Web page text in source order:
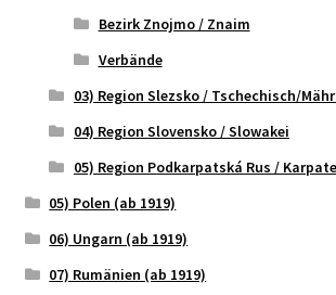
Bezirk Znojmo / Znaim
Verbände
03) Region Slezsko / Tschechisch/
04) Region Slovensko / Slowakei
05) Region Podkarpatská Rus /
05) Polen (ab 1919)
06) Ungarn (ab 1919)
07) Rumänien (ab 1919)